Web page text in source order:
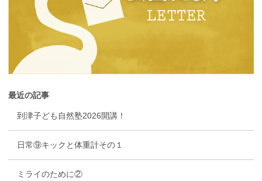
最近の記事
到津子ども自然塾2026開講！
日常⑨キックと体重計その１
ミライのために②